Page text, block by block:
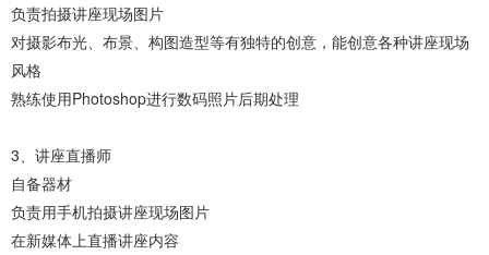
负责拍摄讲座现场图片
对摄影布光、布景、构图造型等有独特的创意，能创意各种讲座现场
风格
熟练使用Photoshop进行数码照片后期处理
3、讲座直播师
自备器材
负责用手机拍摄讲座现场图片
在新媒体上直播讲座内容